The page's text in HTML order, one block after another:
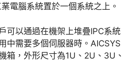
電腦系統置於一個系統之上。
可以通過在機架上堆疊IPC系統
中需要多個伺服器時。AICSYS
箱，外形尺寸為1U、2U、3U、